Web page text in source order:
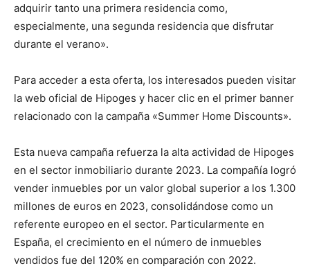
adquirir tanto una primera residencia como,
especialmente, una segunda residencia que disfrutar
durante el verano».
Para acceder a esta oferta, los interesados pueden visitar
la web oficial de Hipoges y hacer clic en el primer banner
relacionado con la campaña «Summer Home Discounts».
Esta nueva campaña refuerza la alta actividad de Hipoges
en el sector inmobiliario durante 2023. La compañía logró
vender inmuebles por un valor global superior a los 1.300
millones de euros en 2023, consolidándose como un
referente europeo en el sector. Particularmente en
España, el crecimiento en el número de inmuebles
vendidos fue del 120% en comparación con 2022.